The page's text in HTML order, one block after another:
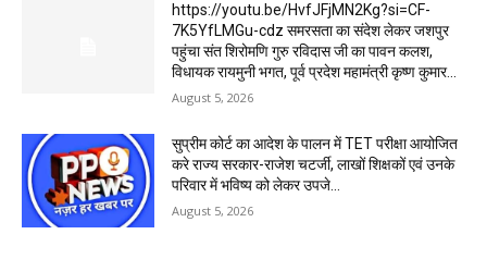
https://youtu.be/HvfJFjMN2Kg?si=CF-
7K5YfLMGu-cdz समरसता का संदेश लेकर जशपुर
पहुंचा संत शिरोमणि गुरु रविदास जी का पावन कलश,
विधायक रायमुनी भगत, पूर्व प्रदेश महामंत्री कृष्ण कुमार...
August 5, 2026
सुप्रीम कोर्ट का आदेश के पालन में TET परीक्षा आयोजित
करे राज्य सरकार-राजेश चटर्जी, लाखों शिक्षकों एवं उनके
परिवार में भविष्य को लेकर उपजे...
August 5, 2026